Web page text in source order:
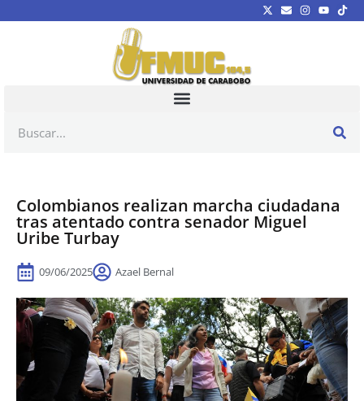
Colombianos realizan marcha ciudadana
tras atentado contra senador Miguel
Uribe Turbay
09/06/2025 Azael Bernal